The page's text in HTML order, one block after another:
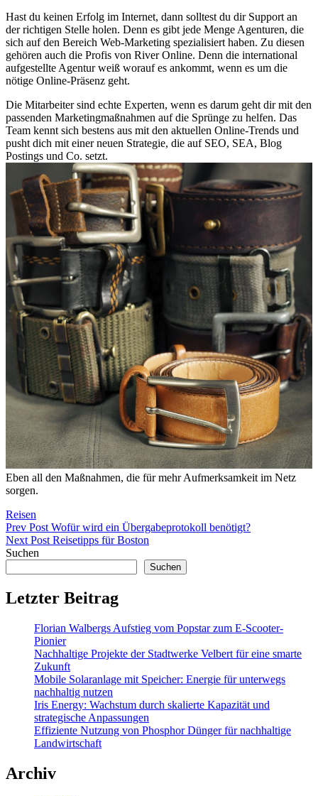
Hast du keinen Erfolg im Internet, dann solltest du dir Support an
der richtigen Stelle holen. Denn es gibt jede Menge Agenturen, die
sich auf den Bereich Web-Marketing spezialisiert haben. Zu diesen
gehören auch die Profis von River Online. Denn die international
aufgestellte Agentur weiß worauf es ankommt, wenn es um die
nötige Online-Präsenz geht.
Die Mitarbeiter sind echte Experten, wenn es darum geht dir mit den
passenden Marketingmaßnahmen auf die Sprünge zu helfen. Das
Team kennt sich bestens aus mit den aktuellen Online-Trends und
pusht dich mit einer neuen Strategie, die auf SEO, SEA, Blog
Postings und Co. setzt.
Eben all den Maßnahmen, die für mehr Aufmerksamkeit im Netz
sorgen.
Categories
Reisen
Beitragsnavigation
Previous
Post
Prev Post Wofür wird ein Übergabeprotokoll benötigt?
Next
Post
Next Post Reisetipps für Boston
Suchen
Suchen
Letzter Beitrag
Florian Walbergs Aufstieg vom Popstar zum E-Scooter-
Pionier
Nachhaltige Projekte der Stadtwerke Velbert für eine smarte
Zukunft
Mobile Solaranlage mit Speicher: Energie für unterwegs
nachhaltig nutzen
Iris Energy: Wachstum durch skalierte Kapazität und
strategische Anpassungen
Effiziente Nutzung von Phosphor Dünger für nachhaltige
Landwirtschaft
Archiv